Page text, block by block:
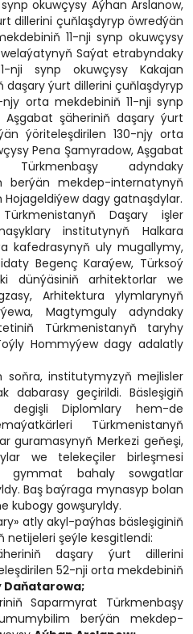
okuwçysy Aýhan Arslanow,
dillerini çuňlaşdyryp öwredýän
11-nji synp okuwçysy
Saýat etrabyndaky
nji synp okuwçysy Kakajan
daşary ýurt dillerini çuňlaşdyryp
orta mekdebiniň 11-nji synp
Aşgabat şäheriniň daşary ýurt
ýöriteleşdirilen 130-njy orta
Pena Şamyradow, Aşgabat
adyndaky
berýän mekdep-internatynyň
Hojageldiýew dagy gatnaşdylar.
Daşary işler
institutynyň Halkara
kafedrasynyň uly mugallymy,
Begenç Karaýew, Türksoý
dünýäsiniň arhitektorlar we
Arhitektura ylymlarynyň
Magtymguly adyndaky
Türkmenistanyň taryhy
Hommyýew dagy adalatly
institutymyzyň mejlisler
dabarasy geçirildi. Bäsleşigiň
degişli Diplomlary hem-de
Türkmenistanyň
guramasynyň Merkezi geňeşi,
we telekeçiler birleşmesi
gymmat bahaly sowgatlar
Baş baýraga mynasyp bolan
kubogy gowşuryldy.
atly akyl-paýhas bäsleşiginiň
şeýle kesgitlendi:
daşary ýurt dillerini
52-nji orta mekdebiniň
Daňatarowa;
Saparmyrat Türkmenbaşy
berýän mekdep-